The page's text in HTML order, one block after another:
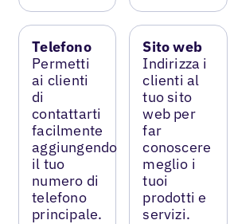
Telefono
Permetti
ai clienti
di
contattarti
facilmente
aggiungendo
il tuo
numero di
telefono
principale.
Sito web
Indirizza i
clienti al
tuo sito
web per
far
conoscere
meglio i
tuoi
prodotti e
servizi.